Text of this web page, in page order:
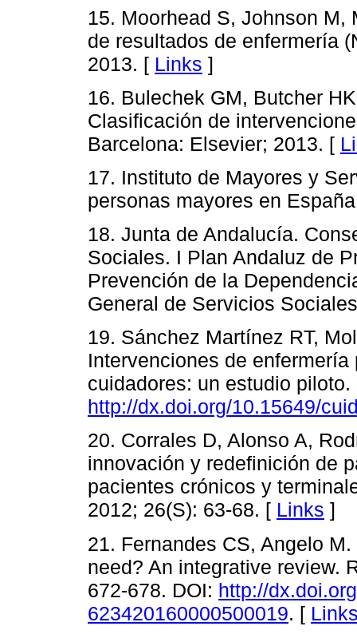
15. Moorhead S, Johnson
de resultados de enfermería
2013. [ Links ]
16. Bulechek GM, Butcher
Clasificación de
Barcelona: Elsevier; 2013. [
17. Instituto de Mayores y
personas mayores en
18. Junta de Andalucía.
Sociales. I Plan Andaluz de
Prevención de la
General de Servicios
19. Sánchez Martínez RT,
Intervenciones de
cuidadores: un estudio
http://dx.doi.org/10.15649/
20. Corrales D, Alonso A,
innovación y redefinición de
pacientes crónicos y
2012; 26(S): 63-68. [ Links ]
21. Fernandes CS, Angelo
need? An integrative review.
672-678. DOI: http://
623420160000500019. [